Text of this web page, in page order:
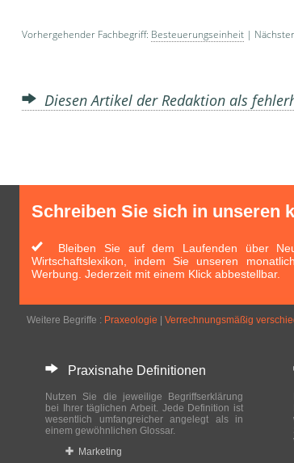
Vorhergehender Fachbegriff: Besteuerungseinheit |
Diesen Artikel der Redaktion als
Schreiben Sie sich in unseren
Bleiben Sie auf dem Laufenden über
Wirtschaftslexikon, indem Sie unseren
Werbung. Jederzeit mit einem Klick abbestellbar.
Weitere Begriffe : Praxeologie Verrechnungsmäßig
Praxisnahe Definitionen
Nutzen Sie die jeweilige Begriffserklärung
bei Ihrer täglichen Arbeit. Jede Definition ist
wesentlich umfangreicher angelegt als in
einem gewöhnlichen Glossar.
Marketing